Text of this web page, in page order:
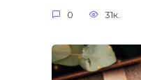
0 31к.